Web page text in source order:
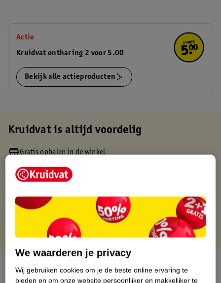
Actie
Kruidvat ontharing 2 voor 5.00
Bekijk alle actieproducten
Kruidvat is altijd voordelig
Gratis ophalen in de winkel
Gratis thuisbezorgd vanaf 50.00
Gratis punten met je Kruidvat kaart
Over dit product
We waarderen je privacy
Wij gebruiken cookies om je de beste online ervaring te
bieden en om onze website persoonlijker en makkelijker te